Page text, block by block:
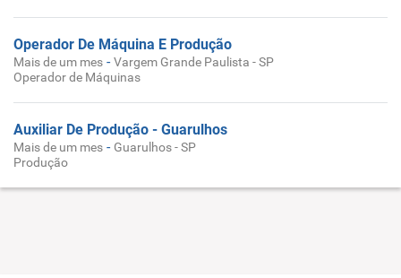
Operador De Máquina E Produção
Mais de um mes -Vargem Grande Paulista - SP
Operador de Máquinas
Auxiliar De Produção - Guarulhos
Mais de um mes - Guarulhos - SP
Produção